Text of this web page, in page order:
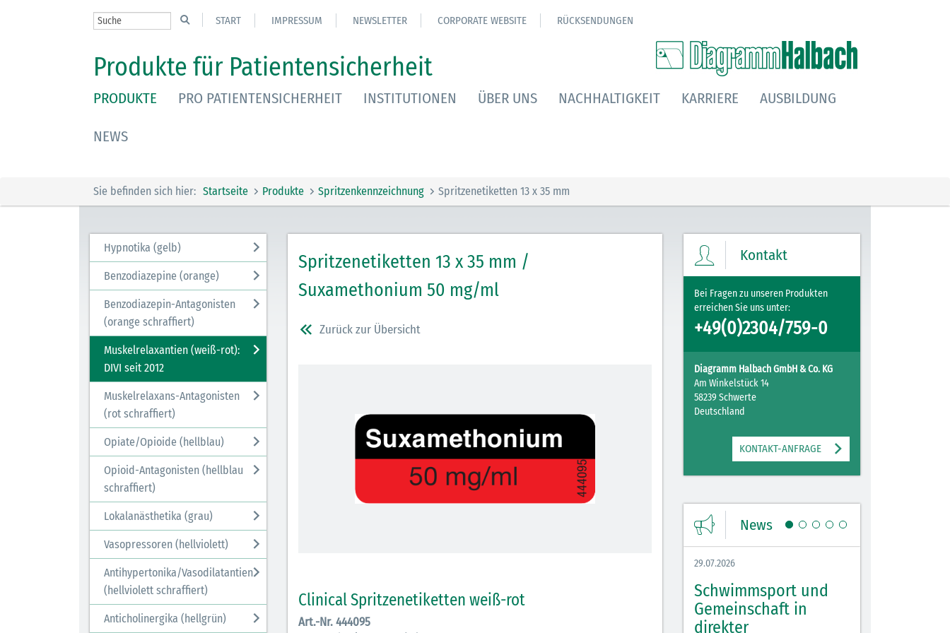
START IMPRESSUM NEWSLETTER CORPORATE WEBSITE RÜCKSENDUNGEN
Produkte für Patientensicherheit
PRODUKTE PRO PATIENTENSICHERHEIT INSTITUTIONEN ÜBER UNS NACHHALTIGKEIT KARRIERE AUSBILDUNG
NEWS
Sie befinden sich hier: Startseite Produkte Spritzenkennzeichnung Spritzenetiketten 13 x 35 mm
Hypnotika (gelb)
Benzodiazepine (orange)
Benzodiazepin-Antagonisten
(orange schraffiert)
Muskelrelaxantien (weiß-rot):
DIVI seit 2012
Muskelrelaxans-Antagonisten
(rot schraffiert)
Opiate/Opioide (hellblau)
Opioid-Antagonisten (hellblau
schraffiert)
Lokalanästhetika (grau)
Vasopressoren (hellviolett)
Antihypertonika/Vasodilatantien
(hellviolett schraffiert)
Anticholinergika (hellgrün)
Spritzenetiketten 13 x 35 mm /
Suxamethonium 50 mg/ml
Zurück zur Übersicht
Clinical Spritzenetiketten weiß-rot
Art.-Nr. 444095
Kontakt
Bei Fragen zu unseren Produkten
erreichen Sie uns unter:
+49(0)2304/759-0
Diagramm Halbach GmbH & Co. KG
Am Winkelstück 14
58239 Schwerte
Deutschland
KONTAKT-ANFRAGE
News
29.07.2026
Schwimmsport und
Gemeinschaft in
direkter